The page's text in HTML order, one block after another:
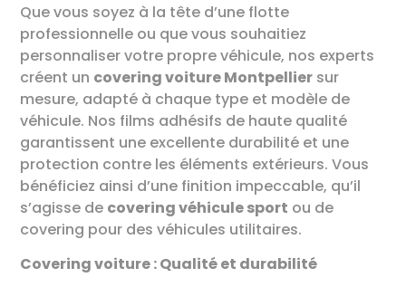
Que vous soyez à la tête d’une flotte
professionnelle ou que vous souhaitiez
personnaliser votre propre véhicule, nos experts
créent un covering voiture Montpellier sur
mesure, adapté à chaque type et modèle de
véhicule. Nos films adhésifs de haute qualité
garantissent une excellente durabilité et une
protection contre les éléments extérieurs. Vous
bénéficiez ainsi d’une finition impeccable, qu’il
s’agisse de covering véhicule sport ou de
covering pour des véhicules utilitaires.
Covering voiture : Qualité et durabilité